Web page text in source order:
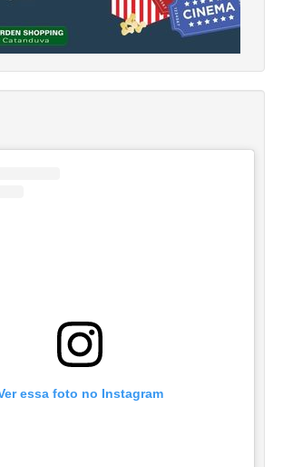
essa foto no Instagram